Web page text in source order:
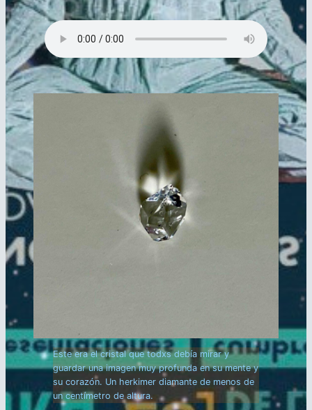
Este era el cristal que todxs debía mirar y
guardar una imagen muy profunda en su mente y
su corazón. Un herkimer diamante de menos de
un centímetro de altura.